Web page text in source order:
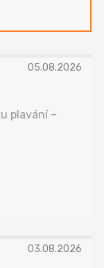
05.08.2026
plavání –
03.08.2026